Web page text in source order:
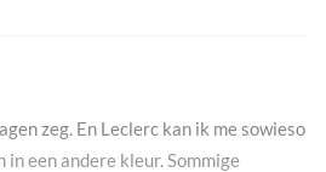
zeg. En Leclerc kan ik me sowieso
een andere kleur. Sommige